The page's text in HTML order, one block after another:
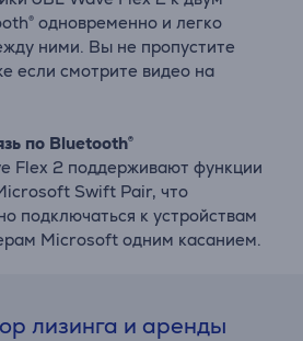
одновременно и легко
ними. Вы не пропустите
если смотрите видео на
по Bluetooth®
Flex 2 поддерживают функции
Swift Pair, что
подключаться к устройствам
Microsoft одним касанием.
лизинга и аренды